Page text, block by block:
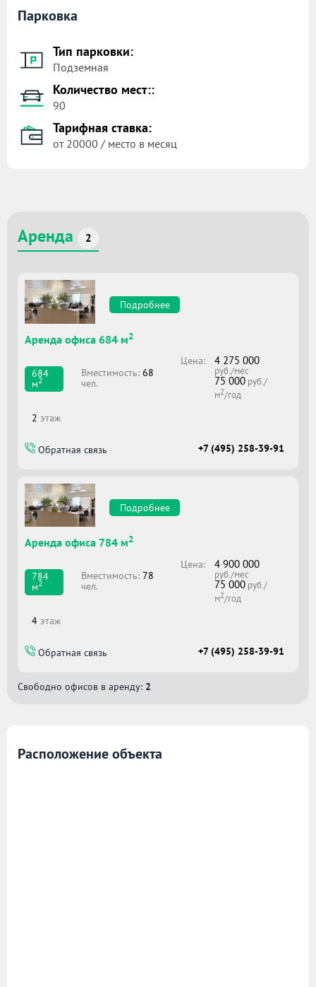
Парковка
Тип парковки:
Подземная
Количество мест::
90
Тарифная ставка:
от 20000 / место в месяц
Аренда 2
Подробнее
Аренда офиса 684 м2
684
м2
Вместимоcть:68
чел.
Цена: 4 275 000
руб./мес
75 000руб./
м2/год
2 этаж
Обратная связь +7 (495) 258-39-91
Подробнее
Аренда офиса 784 м2
784
м2
Вместимоcть:78
чел.
Цена: 4 900 000
руб./мес
75 000руб./
м2/год
4 этаж
Обратная связь +7 (495) 258-39-91
Свободно офисов в аренду: 2
Расположение объекта